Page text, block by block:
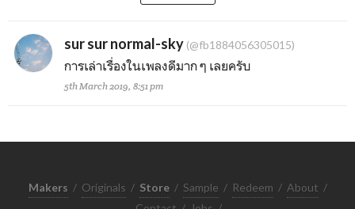
sur sur normal-sky (@fb1884056305015)
การเล่าเรื่องในเพลงดีมาก ๆ เลยครับ
5th March 2019, 8:51 pm
Makers / Originals / Store / Sample / Redeem / About /